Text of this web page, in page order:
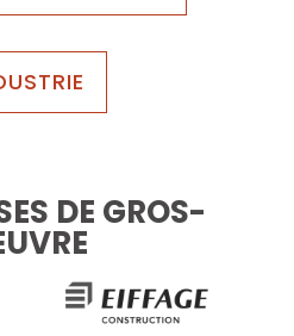
DE GROS-